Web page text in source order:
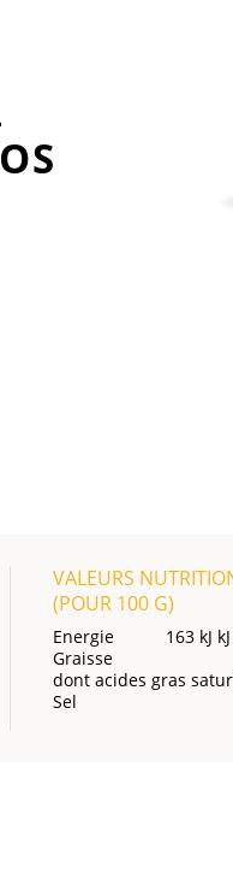
VALEURS
(POUR 100 G)
Energie
163 kJ
Graisse
dont acides gras
Sel